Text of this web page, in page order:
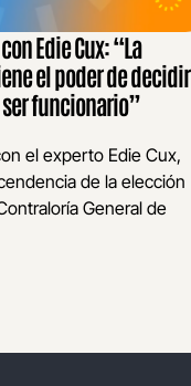
Edie Cux: “La
el poder de decidir
funcionario”
el experto Edie Cux,
de la elección
General de